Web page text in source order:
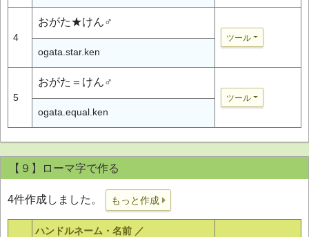
4
おがた★けん♂
ツール
ogata.star.ken
5
おがた＝けん♂
ツール
ogata.equal.ken
【９】ローマ字で作る
4件作成しました。 もっと作成
ハンドルネーム・名前 ／